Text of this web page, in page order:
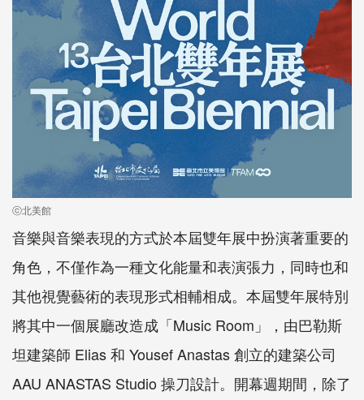
ⓒ北美館
音樂與音樂表現的方式於本屆雙年展中扮演著重要的
角色，不僅作為一種文化能量和表演張力，同時也和
其他視覺藝術的表現形式相輔相成。本屆雙年展特別
將其中一個展廳改造成「Music Room」，由巴勒斯
坦建築師 Elias 和 Yousef Anastas 創立的建築公司
AAU ANASTAS Studio 操刀設計。開幕週期間，除了